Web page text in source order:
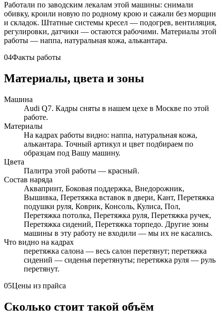
Работали по заводским лекалам этой машины: снимали
обивку, кроили новую по родному крою и сажали без морщин
и складок. Штатные системы кресел — подогрев, вентиляция,
регулировки, датчики — остаются рабочими. Материалы этой
работы — наппа, натуральная кожа, алькантара.
04Факты работы
Материалы, цвета и зоны
Машина
Audi Q7. Кадры сняты в нашем цехе в Москве по этой
работе.
Материалы
На кадрах работы видно: наппа, натуральная кожа,
алькантара. Точный артикул и цвет подбираем по
образцам под Вашу машину.
Цвета
Палитра этой работы — красный.
Состав наряда
Аквапринт, Боковая поддержка, Внедорожник,
Вышивка, Перетяжка вставок в двери, Кант, Перетяжка
подушки руля, Коврик, Консоль, Кулиса, Пол,
Перетяжка потолка, Перетяжка руля, Перетяжка ручек,
Перетяжка сидений, Перетяжка торпедо. Другие зоны
машины в эту работу не входили — мы их не касались.
Что видно на кадрах
перетяжка салона — весь салон перетянут; перетяжка
сидений — сиденья перетянуты; перетяжка руля — руль
перетянут.
05Цены из прайса
Сколько стоит такой объём